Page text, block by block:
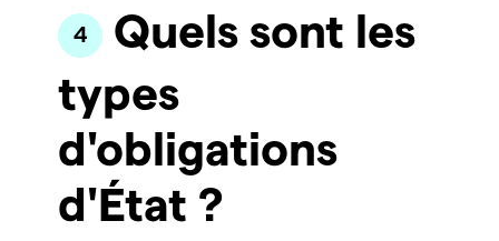
Quels sont les
types
d'obligations
d'État ?